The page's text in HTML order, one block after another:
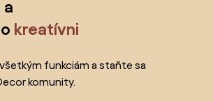
a
kreatívni
funkciám a staňte sa
komunity.